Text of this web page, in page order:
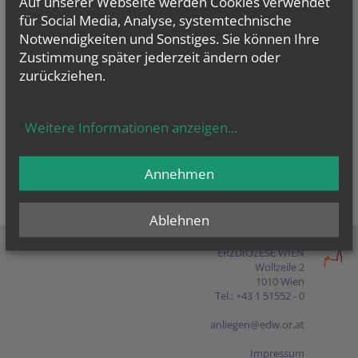
Presse
Shop
ERZDIÖZESE WIEN
Wollzeile 2
1010 Wien
Tel.: +43 1 51552 - 0
anliegen@edw.or.at
Impressum
für Social Media, Analyse, systemtechnische
Notwendigkeiten und Sonstiges. Sie können Ihre
Zustimmung später jederzeit ändern oder
zurückziehen.
Weitere Informationen anzeigen...
Ablehnen
Annehmen